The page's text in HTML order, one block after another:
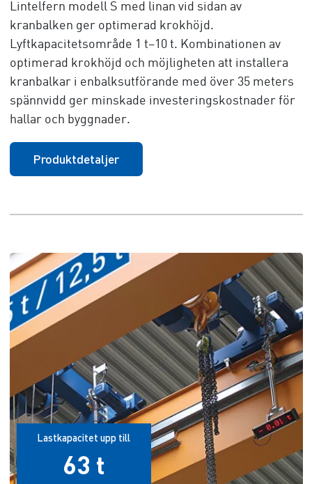
Lintelfern modell S med linan vid sidan av
kranbalken ger optimerad krokhöjd.
Lyftkapacitetsområde 1 t–10 t. Kombinationen av
optimerad krokhöjd och möjligheten att installera
kranbalkar i enbalksutförande med över 35 meters
spännvidd ger minskade investeringskostnader för
hallar och byggnader.
Produktdetaljer
Lastkapacitet upp till
63 t